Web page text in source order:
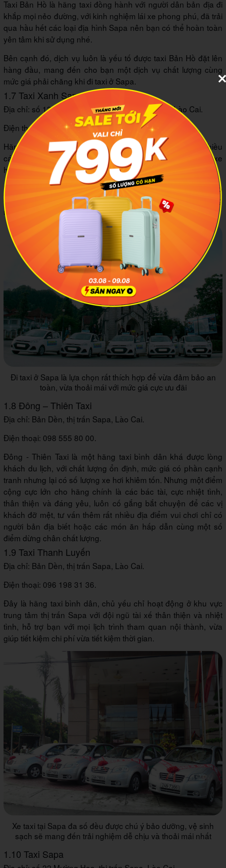
Taxi Bản Hồ là hãng taxi đồng hành với người dân bản địa đi
khắp mọi nẻo đường, với kinh nghiệm lái xe phong phú, đã trải
qua hầu hết các loại địa hình Sapa nên bạn có thể hoàn toàn
yên tâm khi sử dụng nhé.
Bên cạnh đó, dịch vụ luôn là yếu tố được taxi Bản Hồ đặt lên
hàng đầu, mang đến cho bạn một dịch vụ chất lượng cùng
mức giá phải chăng khi đi taxi ở Sapa.
1.7 Taxi Xanh Sapa
Địa chỉ: số 13 Hoàng Văn Thụ, thành phố Sapa, Lào Cai.
Điện thoại: 0214 3636 363.
Hãng có điểm mạnh là về giá, được đánh giá rẻ hơn khá nhiều
các hãng khác tại Sapa nhưng vì vậy nên hãng có khá ít xe
hoạt động, để đón được thì bạn cần phải đợi khá lâu.
Ngoài việc đợi hơi lâu thì taxi Xanh Sapa hoàn toàn không có
gì để chê trách cả, chất lượng tuyệt vời, hỗ trợ tận tình cùng
mức giá vô cùng ưu đãi.
Đi taxi ở Sapa là lựa chọn rất thích hợp để vừa đảm bảo an
toàn, vừa thoải mái với mức giá cực ưu đãi
1.8 Đông – Thiên Taxi
Địa chỉ: Bản Dền, thị trấn Sapa, Lào Cai.
Điện thoại: 098 555 80 00.
Đông - Thiên Taxi là một hãng taxi bình dân khá được lòng
khách du lịch, với chất lượng ổn định, mức giá có phần cạnh
tranh nhưng lại có số lượng xe hơi khiêm tốn. Nhưng một điểm
cộng cực lớn cho hãng chính là các bác tài, cực nhiệt tình,
thân thiện và đáng yêu, luôn cố gắng bắt chuyện để các vị
khách đỡ mệt, tư vấn thêm rất nhiều địa điểm vui chơi chỉ có
người bản địa biết hoặc các món ăn hấp dẫn cùng một số
điểm dừng chân chất lượng.
1.9 Taxi Thanh Luyến
Địa chỉ: Bản Dền, thị trấn Sapa, Lào Cai.
Điện thoại: 096 198 31 36.
Đây là hãng taxi bình dân, chủ yếu chỉ hoạt động ở khu vực
trung tâm thị trấn Sapa với đội ngũ tài xế thân thiện và nhiệt
tình, hỗ trợ bạn với mọi lịch trình tham quan nội thành, vừa
giúp tiết kiệm chi phí vừa tiết kiệm thời gian.
Xe taxi tại Sapa đa số đều được chú ý bảo dưỡng, vệ sinh
sạch sẽ mang đến trải nghiệm dễ chịu và thoải mái nhất
1.10 Taxi Sapa